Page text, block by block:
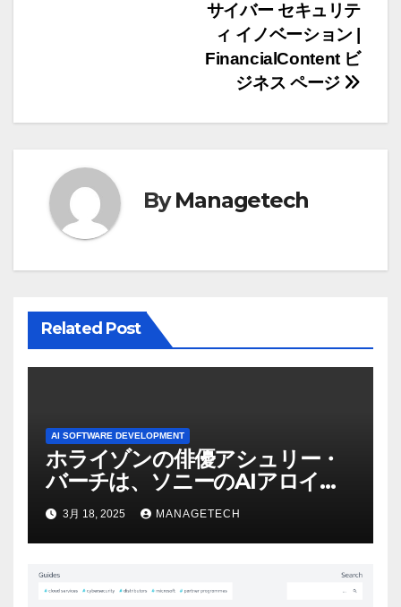
ョ
ン
サイバー セキュリテ
ィ イノベーション |
FinancialContent ビ
ジネス ページ
ByManagetech
Related Post
AI SOFTWARE DEVELOPMENT
ホライゾンの俳優アシュリー・
バーチは、ソニーのAIアロイの
ビデオを見て「ゲームパフォー
マンスという芸術形式に不安を
感じた」と語る – IGN
3月 18, 2025 MANAGETECH